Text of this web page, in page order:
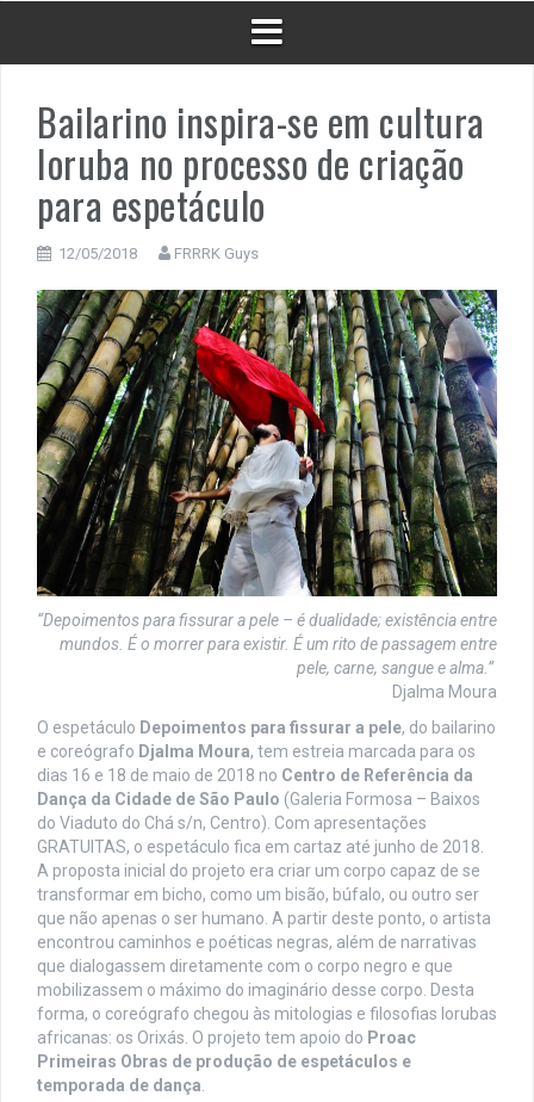
Bailarino inspira-se em cultura
Ioruba no processo de criação
para espetáculo
12/05/2018 FRRRK Guys
“Depoimentos para fissurar a pele – é dualidade; existência entre
mundos. É o morrer para existir. É um rito de passagem entre
pele, carne, sangue e alma.”
Djalma Moura
O espetáculo Depoimentos para fissurar a pele, do bailarino
e coreógrafo Djalma Moura, tem estreia marcada para os
dias 16 e 18 de maio de 2018 no Centro de Referência da
Dança da Cidade de São Paulo (Galeria Formosa – Baixos
do Viaduto do Chá s/n, Centro). Com apresentações
GRATUITAS, o espetáculo fica em cartaz até junho de 2018.
A proposta inicial do projeto era criar um corpo capaz de se
transformar em bicho, como um bisão, búfalo, ou outro ser
que não apenas o ser humano. A partir deste ponto, o artista
encontrou caminhos e poéticas negras, além de narrativas
que dialogassem diretamente com o corpo negro e que
mobilizassem o máximo do imaginário desse corpo. Desta
forma, o coreógrafo chegou às mitologias e filosofias Iorubas
africanas: os Orixás. O projeto tem apoio do Proac
Primeiras Obras de produção de espetáculos e
temporada de dança.